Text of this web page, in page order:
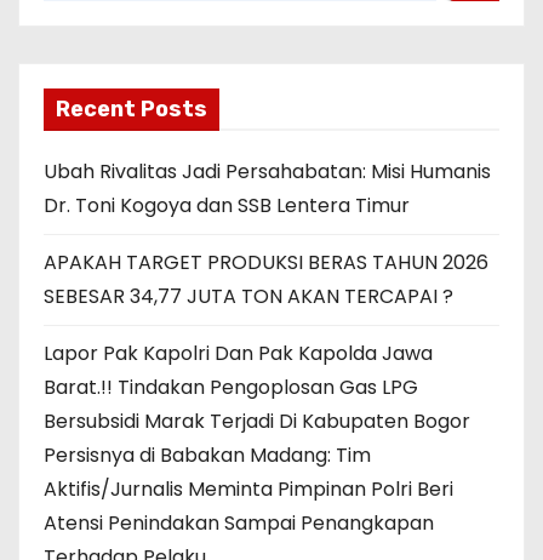
Recent Posts
Ubah Rivalitas Jadi Persahabatan: Misi Humanis
Dr. Toni Kogoya dan SSB Lentera Timur
APAKAH TARGET PRODUKSI BERAS TAHUN 2026
SEBESAR 34,77 JUTA TON AKAN TERCAPAI ?
Lapor Pak Kapolri Dan Pak Kapolda Jawa
Barat.!! Tindakan Pengoplosan Gas LPG
Bersubsidi Marak Terjadi Di Kabupaten Bogor
Persisnya di Babakan Madang: Tim
Aktifis/Jurnalis Meminta Pimpinan Polri Beri
Atensi Penindakan Sampai Penangkapan